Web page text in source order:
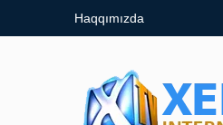
Haqqımızda